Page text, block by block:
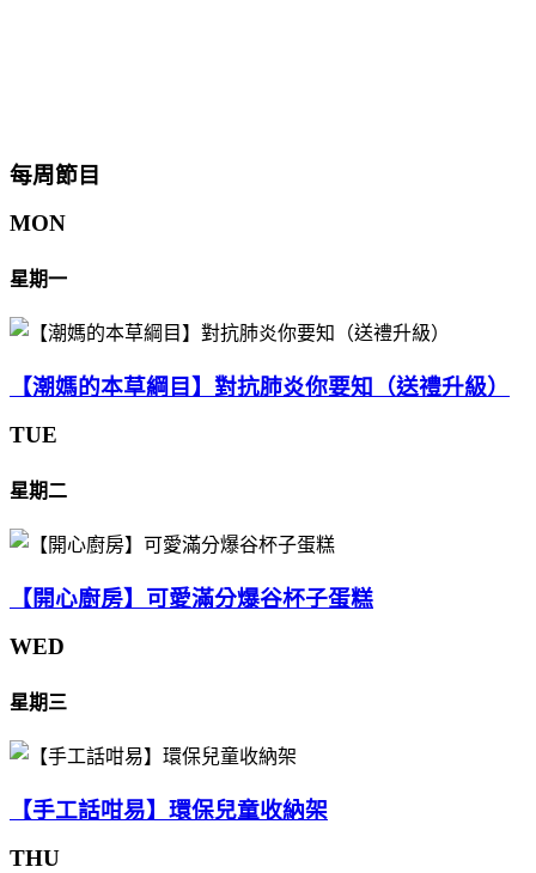
每周節目
MON
星期一
【潮媽的本草綱目】對抗肺炎你要知（送禮升級）
TUE
星期二
【開心廚房】可愛滿分爆谷杯子蛋糕
WED
星期三
【手工話咁易】環保兒童收納架
THU